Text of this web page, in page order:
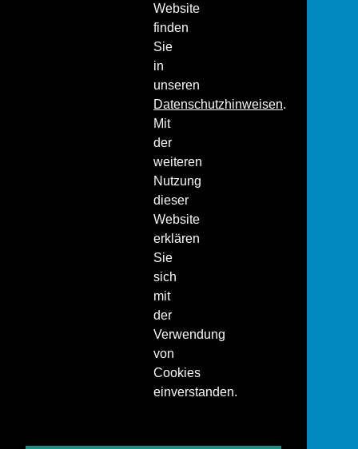
Website
finden
Sie
in
unseren
Datenschutzhinweisen.
Mit
der
weiteren
Nutzung
dieser
Website
erklären
Sie
sich
mit
der
Verwendung
von
Cookies
einverstanden.